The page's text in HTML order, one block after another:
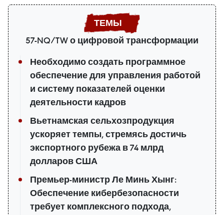
57-NQ/TW о цифровой трансформации
Необходимо создать программное
обеспечение для управления работой
и систему показателей оценки
деятельности кадров
Вьетнамская сельхозпродукция
ускоряет темпы, стремясь достичь
экспортного рубежа в 74 млрд
долларов США
Премьер-министр Ле Минь Хынг:
Обеспечение кибербезопасности
требует комплексного подхода,